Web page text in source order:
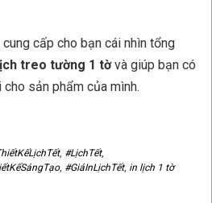
cấp cho bạn cái nhìn tổng
treo tường 1 tờvà giúp bạn có
sản phẩm của mình.
, #LịchTết,
, #GiáInLịchTết, in lịch 1 tờ